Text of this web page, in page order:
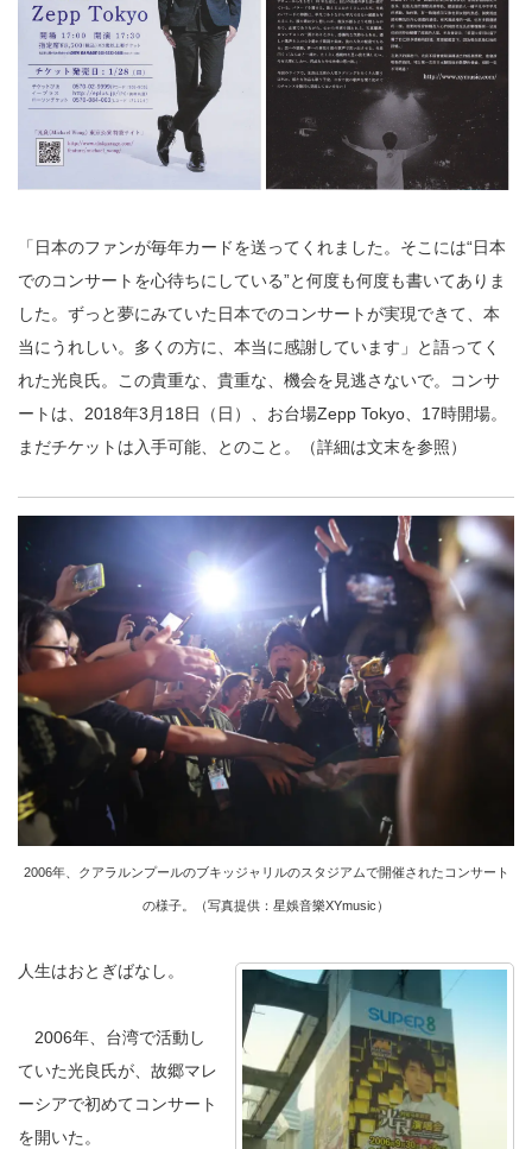
「日本のファンが毎年カードを送ってくれました。そこには“日本
でのコンサートを心待ちにしている”と何度も何度も書いてありま
した。ずっと夢にみていた日本でのコンサートが実現できて、本
当にうれしい。多くの方に、本当に感謝しています」と語ってく
れた光良氏。この貴重な、貴重な、機会を見逃さないで。コンサ
ートは、2018年3月18日（日）、お台場Zepp Tokyo、17時開場。
まだチケットは入手可能、とのこと。（詳細は文末を参照）
2006年、クアラルンプールのブキッジャリルのスタジアムで開催されたコンサート
の様子。（写真提供：星娛音樂XYmusic）
人生はおとぎばなし。
2006年、台湾で活動し
ていた光良氏が、故郷マレ
ーシアで初めてコンサート
を開いた。